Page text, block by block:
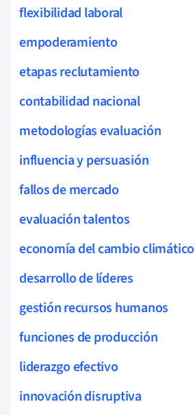
flexibilidad laboral
empoderamiento
etapas reclutamiento
contabilidad nacional
metodologías evaluación
influencia y persuasión
fallos de mercado
evaluación talentos
economía del cambio climático
desarrollo de líderes
gestión recursos humanos
funciones de producción
liderazgo efectivo
innovación disruptiva